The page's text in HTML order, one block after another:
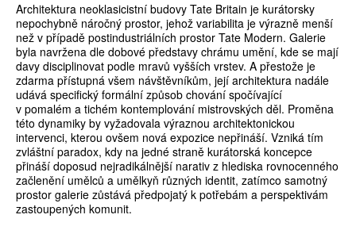
Architektura neoklasicistní budovy Tate Britain je kurátorsky
nepochybně náročný prostor, jehož variabilita je výrazně menší
než v případě postindustriálních prostor Tate Modern. Galerie
byla navržena dle dobové představy chrámu umění, kde se mají
davy disciplinovat podle mravů vyšších vrstev. A přestože je
zdarma přístupná všem návštěvníkům, její architektura nadále
udává specifický formální způsob chování spočívající
v pomalém a tichém kontemplování mistrovských děl. Proměna
této dynamiky by vyžadovala výraznou architektonickou
intervenci, kterou ovšem nová expozice nepřináší. Vzniká tím
zvláštní paradox, kdy na jedné straně kurátorská koncepce
přináší doposud nejradikálnější narativ z hlediska rovnocenného
začlenění umělců a umělkyň různých identit, zatímco samotný
prostor galerie zůstává předpojatý k potřebám a perspektivám
zastoupených komunit.